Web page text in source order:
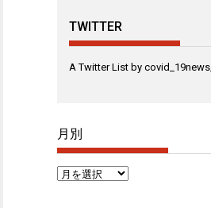
TWITTER
A Twitter List by covid_19news_
月別
月